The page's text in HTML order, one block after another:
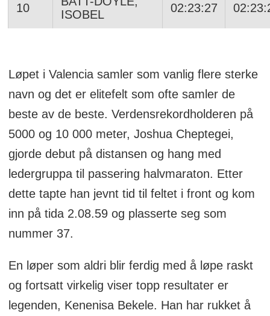
10
ISOBEL
02:23:27
Løpet i Valencia samler som vanlig flere sterke
navn og det er elitefelt som ofte samler de
beste av de beste. Verdensrekordholderen på
5000 og 10 000 meter, Joshua Cheptegei,
gjorde debut på distansen og hang med
ledergruppa til passering halvmaraton. Etter
dette tapte han jevnt tid til feltet i front og kom
inn på tida 2.08.59 og plasserte seg som
nummer 37.
En løper som aldri blir ferdig med å løpe raskt
og fortsatt virkelig viser topp resultater er
legenden, Kenenisa Bekele. Han har rukket å